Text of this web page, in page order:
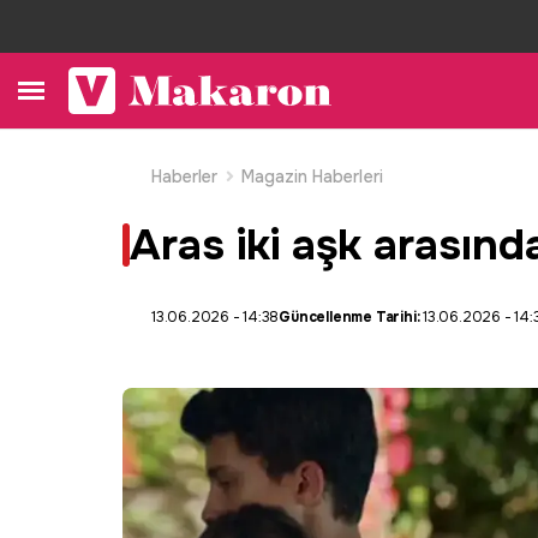
Haberler Magazin Haberleri
Aras iki aşk
13.06.2026 - 14:38Güncellenme Tarihi:13.06.2026 -